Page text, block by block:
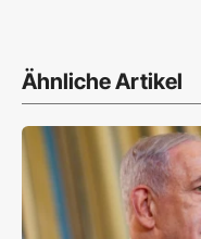
Ähnliche Artikel